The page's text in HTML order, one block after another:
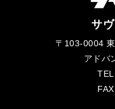
サ
〒103-0004
アドバ